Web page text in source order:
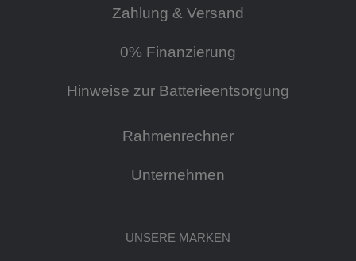
Zahlung & Versand
0% Finanzierung
Hinweise zur Batterieentsorgung
Rahmenrechner
Unternehmen
UNSERE MARKEN